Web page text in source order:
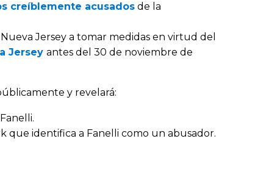
creíblemente acusados de la
Jersey a tomar medidas en virtud del
Jersey antes del 30 de noviembre de
y revelará:
que identifica a Fanelli como un abusador.